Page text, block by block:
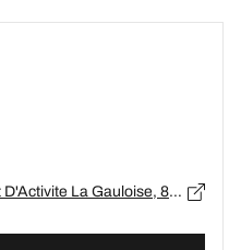
Rue de la Verdette Lotissement D'Activite La Gauloise, 84130 LE PONTET